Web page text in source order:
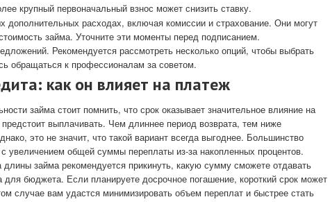
крупный первоначальный взнос может снизить ставку.
дополнительных расходах, включая комиссии и страхование. Они могут
займа. Уточните эти моменты перед подписанием.
Рекомендуется рассмотреть несколько опций, чтобы выбрать
обращаться к профессионалам за советом.
как он влияет на платеж
займа стоит помнить, что срок оказывает значительное влияние на
выплачивать. Чем длиннее период возврата, тем ниже
это не значит, что такой вариант всегда выгоднее. Большинство
увеличением общей суммы переплаты из-за накопленных процентов.
займа рекомендуется прикинуть, какую сумму сможете отдавать
бюджета. Если планируете досрочное погашение, короткий срок может
случае вам удастся минимизировать объем переплат и быстрее стать